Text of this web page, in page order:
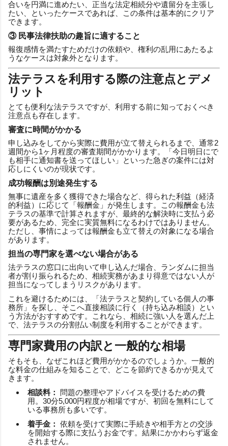
合いを円満に進めたい、正当な法定相続分や遺留分を主張し
たい、といったケースであれば、この条件は基本的にクリア
できます。
③ 民事法律扶助の趣旨に適すること
報復感情を満たすためだけの依頼や、権利の乱用にあたるよ
うなケースは対象外となります。
法テラスを利用する際の注意点とデメ
リット
とても便利な法テラスですが、利用する前に知っておくべき
注意点も存在します。
審査に時間がかかる
申し込みをしてから実際に費用が立て替えられるまで、通常2
週間から1ヶ月程度の審査期間がかかります。「今日明日にで
も相手に通知書を送ってほしい」といった急ぎの案件には対
応しにくいのが現状です。
成功報酬は別途発生する
無事に遺産を多く獲得できた場合など、得られた利益（経済
的利益）に応じて「報酬金」が発生します。この報酬金も法
テラスの基準で計算されますが、最終的な解決時に支払う必
要があるため、完全に実質無料になるわけではありません。
ただし、事情によっては報酬金も立て替えの対象になる場合
があります。
担当の専門家を選べない場合がある
法テラスの窓口に出向いて申し込んだ場合、ランダムに担当
者が割り振られるため、相続実務があまり得意ではない人が
担当になってしまうリスクがあります。
これを避けるためには、「法テラスと契約している個人の事
務所」を探し、そこへ直接相談に行く（持ち込み相談）とい
う方法がおすすめです。これなら、相続に強い人を選んだ上
で、法テラスの分割払い制度を利用することができます。
専門家費用の内訳と一般的な相場
そもそも、なぜこれほど費用がかかるのでしょうか。一般的
な料金の仕組みを知ることで、どこを節約できるかが見えて
きます。
相談料：
問題の整理やアドバイスを受けるための費
用。30分5,000円程度が相場ですが、初回を無料にして
いる事務所も多いです。
着手金： 依頼を受けて実際に手続きや相手方との交渉
を開始する際に支払うお金です。結果にかかわらず返金
されません。